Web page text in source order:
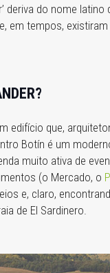
deriva do nome latino
tempos,
edifício que,
Botín é um
muito ativa de
(o Mercado, o
e, claro,
de El Sardinero.